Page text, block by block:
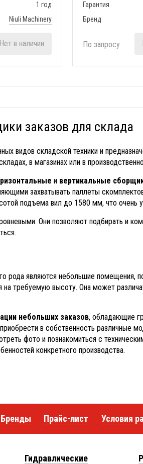
1 год
Niuli Machinery
Нет в наличии
Гарантия
Бренд
По запросу
заказов для склада
видов складской техники и
в магазинах или в
и вертикальные
захватывать паллеты
подъема вил до 1580 мм, что очень
Они позволяют подбирать и
рода являются небольшие помещения,
требуемую высоту. Она может
небольших заказов, обладающие
в собственность различные
фото и познакомиться с
конкретного производства.
Бренды Прайс-лист Условия
Гидравлические